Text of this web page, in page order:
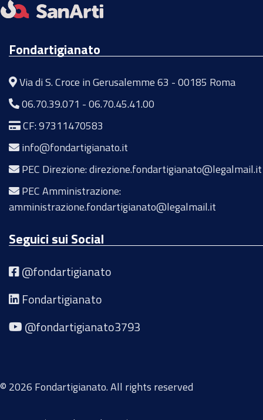
Fondartigianato
Via di S. Croce in Gerusalemme 63 - 00185 Roma
06.70.39.071 -06.70.45.41.00
CF: 97311470583
info@fondartigianato.it
PEC Direzione: direzione.fondartigianato@legalmail.it
PEC Amministrazione:
amministrazione.fondartigianato@legalmail.it
Seguici sui Social
@fondartigianato
Fondartigianato
@fondartigianato3793
© 2026 Fondartigianato. All rights reserved